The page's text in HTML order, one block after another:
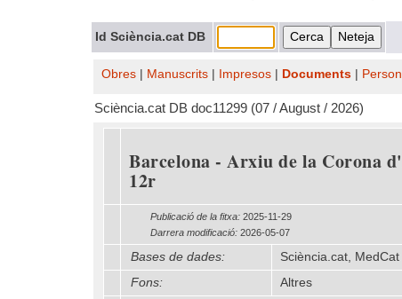
Id Sciència.cat DB
Obres Manuscrits Impresos Documents
Sciència.cat DB doc11299 (07 / August / 2026)
Barcelona - Arxiu de la Corona
12r
Publicació de la fitxa: 2025-11-29
Darrera modificació: 2026-05-07
Bases de dades:
Sciència.cat, MedCat
Fons:
Altres